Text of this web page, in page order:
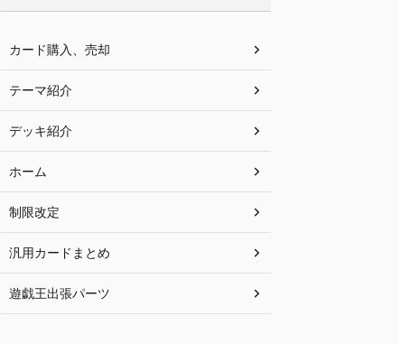
カード購入、売却
テーマ紹介
デッキ紹介
ホーム
制限改定
汎用カードまとめ
遊戯王出張パーツ